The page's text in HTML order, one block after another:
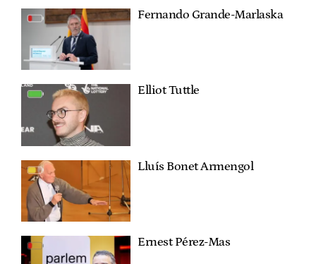
Fernando Grande-Marlaska
Elliot Tuttle
Lluís Bonet Armengol
Ernest Pérez-Mas